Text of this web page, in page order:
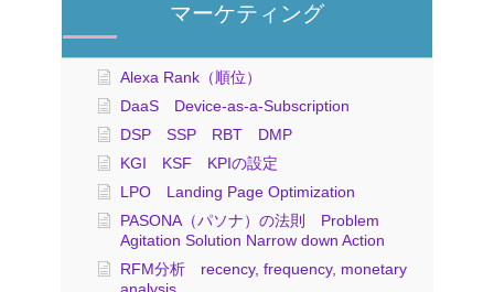
マーケティング
Alexa Rank（順位）
DaaS Device-as-a-Subscription
DSP SSP RBT DMP
KGI KSF KPIの設定
LPO Landing Page Optimization
PASONA（パソナ）の法則 Problem
Agitation Solution Narrow down Action
RFM分析 recency, frequency, monetary